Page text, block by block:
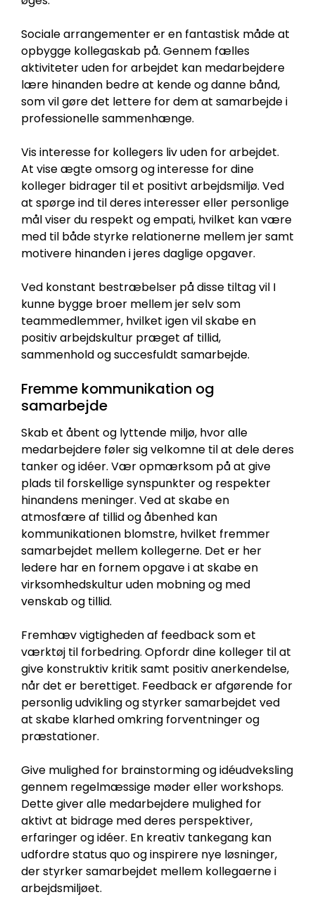
Sociale arrangementer er en fantastisk måde at
opbygge kollegaskab på. Gennem fælles
aktiviteter uden for arbejdet kan medarbejdere
lære hinanden bedre at kende og danne bånd,
som vil gøre det lettere for dem at samarbejde i
professionelle sammenhænge.
Vis interesse for kollegers liv uden for arbejdet.
At vise ægte omsorg og interesse for dine
kolleger bidrager til et positivt arbejdsmiljø. Ved
at spørge ind til deres interesser eller personlige
mål viser du respekt og empati, hvilket kan være
med til både styrke relationerne mellem jer samt
motivere hinanden i jeres daglige opgaver.
Ved konstant bestræbelser på disse tiltag vil I
kunne bygge broer mellem jer selv som
teammedlemmer, hvilket igen vil skabe en
positiv arbejdskultur præget af tillid,
sammenhold og succesfuldt samarbejde.
Fremme kommunikation og
samarbejde
Skab et åbent og lyttende miljø, hvor alle
medarbejdere føler sig velkomne til at dele deres
tanker og idéer. Vær opmærksom på at give
plads til forskellige synspunkter og respekter
hinandens meninger. Ved at skabe en
atmosfære af tillid og åbenhed kan
kommunikationen blomstre, hvilket fremmer
samarbejdet mellem kollegerne. Det er her
ledere har en fornem opgave i at skabe en
virksomhedskultur uden mobning og med
venskab og tillid.
Fremhæv vigtigheden af feedback som et
værktøj til forbedring. Opfordr dine kolleger til at
give konstruktiv kritik samt positiv anerkendelse,
når det er berettiget. Feedback er afgørende for
personlig udvikling og styrker samarbejdet ved
at skabe klarhed omkring forventninger og
præstationer.
Give mulighed for brainstorming og idéudveksling
gennem regelmæssige møder eller workshops.
Dette giver alle medarbejdere mulighed for
aktivt at bidrage med deres perspektiver,
erfaringer og idéer. En kreativ tankegang kan
udfordre status quo og inspirere nye løsninger,
der styrker samarbejdet mellem kollegaerne i
arbejdsmiljøet.